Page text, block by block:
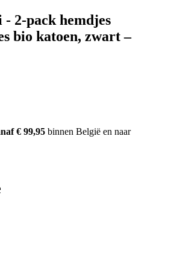
2-pack hemdjes
bio katoen, zwart –
€ 99,95 binnen België en naar